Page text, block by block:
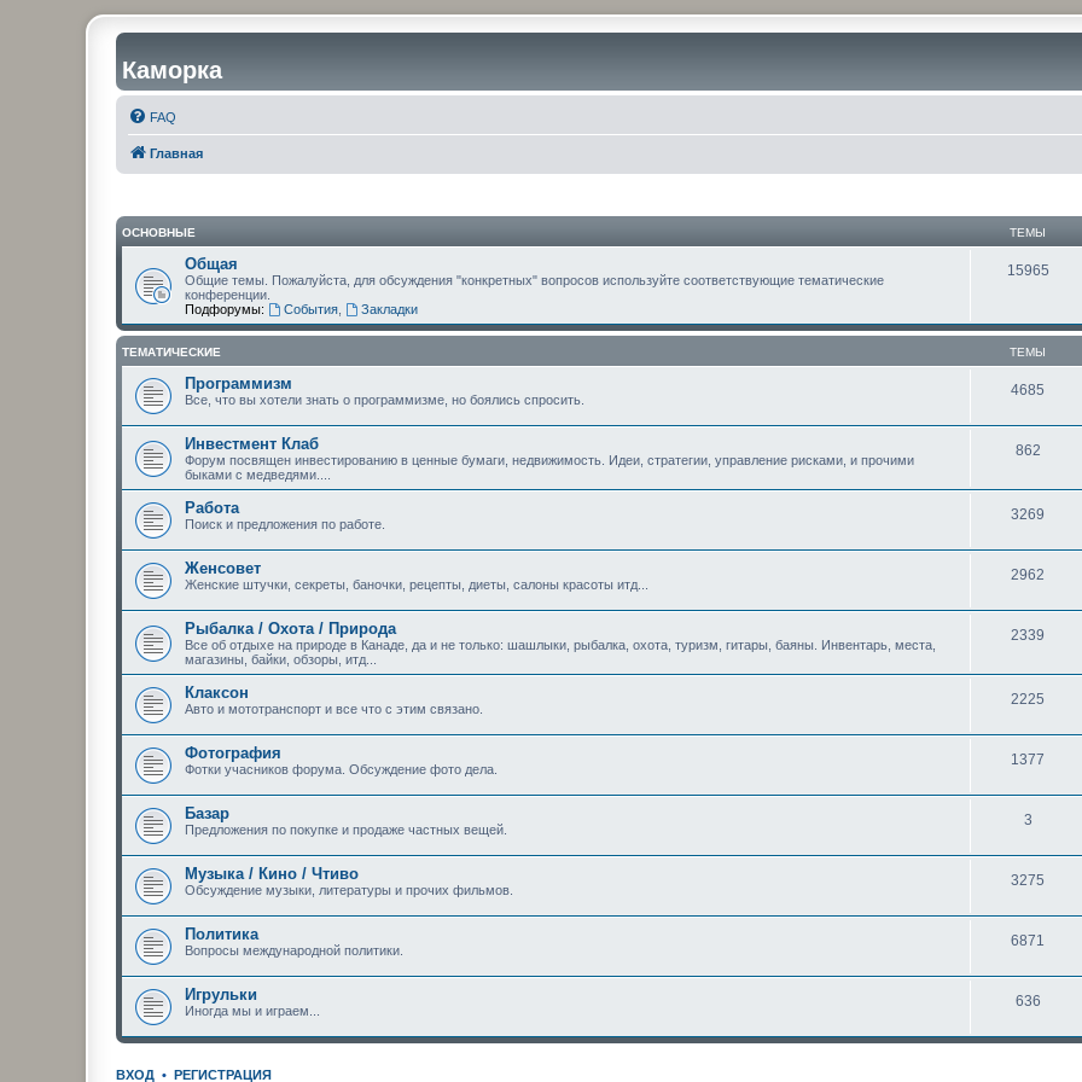
Каморка
FAQ
Главная
ОСНОВНЫЕ ТЕМЫ
Общая
Общие темы. Пожалуйста, для обсуждения "конкретных" вопросов используйте соответствующие тематические
конференции.
Подфорумы:
События, Закладки
15965
ТЕМАТИЧЕСКИЕ ТЕМЫ
Программизм
Все, что вы хотели знать о программизме, но боялись спросить.
4685
Инвестмент Клаб
Форум посвящен инвестированию в ценные бумаги, недвижимость. Идеи, стратегии, управление рисками, и прочими
быками с медведями....
862
Работа
Поиск и предложения по работе.
3269
Женсовет
Женские штучки, секреты, баночки, рецепты, диеты, салоны красоты итд...
2962
Рыбалка / Охота / Природа
Все об отдыхе на природе в Канаде, да и не только: шашлыки, рыбалка, охота, туризм, гитары, баяны. Инвентарь, места,
магазины, байки, обзоры, итд...
2339
Клаксон
Авто и мототранспорт и все что с этим связано.
2225
Фотография
Фотки учасников форума. Обсуждение фото дела.
1377
Базар
Предложения по покупке и продаже частных вещей.
3
Музыка / Кино / Чтиво
Обсуждение музыки, литературы и прочих фильмов.
3275
Политика
Вопросы международной политики.
6871
Игрульки
Иногда мы и играем...
636
ВХОД • РЕГИСТРАЦИЯ